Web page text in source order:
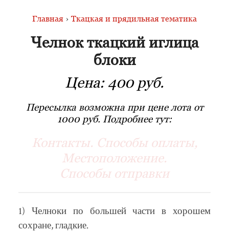
Главная › Ткацкая и прядильная тематика
Челнок ткацкий иглица
блоки
Цена: 400 руб.
Пересылка возможна при цене лота от
1000 руб. Подробнее тут:
Контакты. Способы оплаты,
Местоположение.
Способы отправки
1) Челноки по большей части в хорошем
сохране, гладкие.